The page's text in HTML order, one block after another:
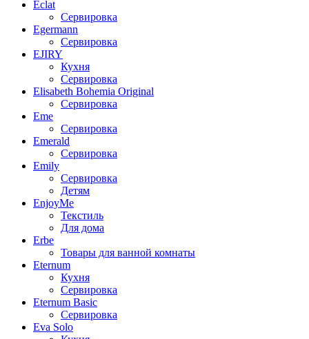
Eclat
Сервировка
Egermann
Сервировка
EJIRY
Кухня
Сервировка
Elisabeth Bohemia Original
Сервировка
Eme
Сервировка
Emerald
Сервировка
Emily
Сервировка
Детям
EnjoyMe
Текстиль
Для дома
Erbe
Товары для ванной комнаты
Eternum
Кухня
Сервировка
Eternum Basic
Сервировка
Eva Solo